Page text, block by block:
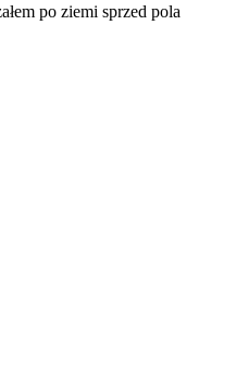
po ziemi sprzed pola